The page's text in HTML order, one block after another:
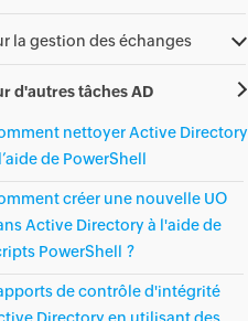
la gestion des échanges
d'autres tâches AD
nettoyer Active Directory
de PowerShell
créer une nouvelle UO
Active Directory à l'aide de
PowerShell ?
de contrôle d'intégrité